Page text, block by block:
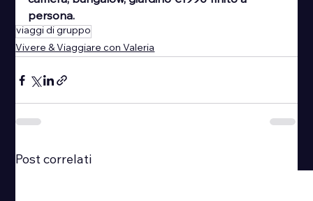
persona.
viaggi di gruppo
Vivere & Viaggiare con Valeria
Post correlati